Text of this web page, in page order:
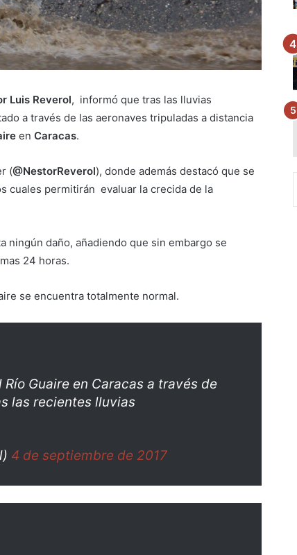
Luis Reverol, informó que tras las lluvias
a través de las aeronaves tripuladas a distancia
en Caracas.
(@NestorReverol), donde además destacó que se
cuales permitirán evaluar la crecida de la
ningún daño, añadiendo que sin embargo se
24 horas.
se encuentra totalmente normal.
Guaire en Caracas a través de
las recientes lluvias
4 de septiembre de 2017